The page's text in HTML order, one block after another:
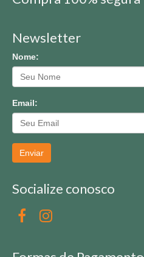
Newsletter
Nome:
Email:
Enviar
Socialize conosco